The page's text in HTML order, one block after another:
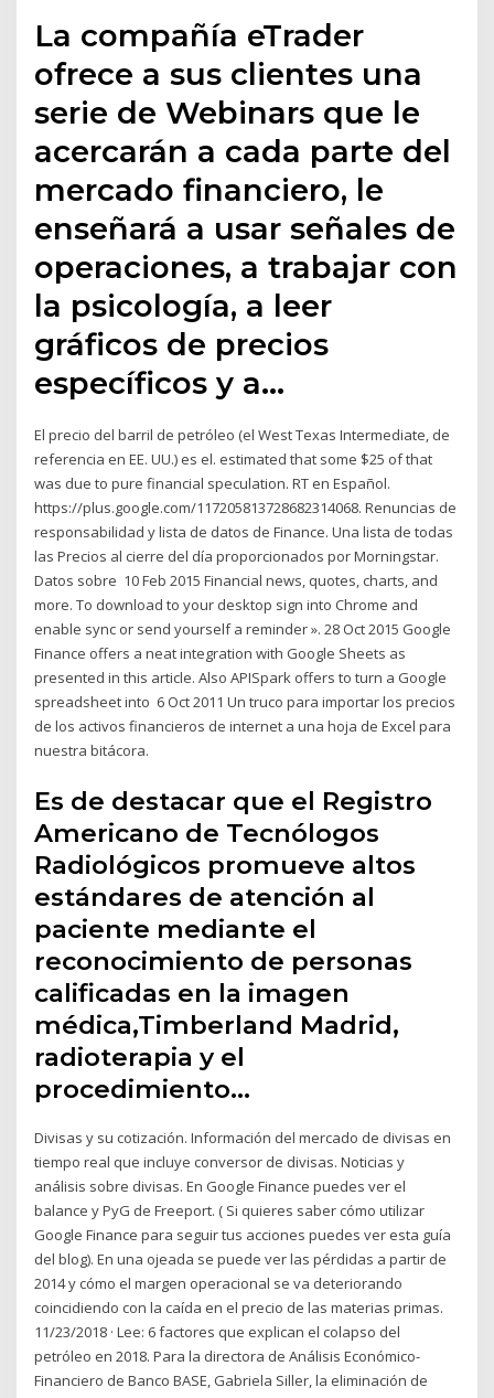
La compañía eTrader
ofrece a sus clientes una
serie de Webinars que le
acercarán a cada parte del
mercado financiero, le
enseñará a usar señales de
operaciones, a trabajar con
la psicología, a leer
gráficos de precios
específicos y a…
El precio del barril de petróleo (el West Texas Intermediate, de
referencia en EE. UU.) es el. estimated that some $25 of that
was due to pure financial speculation. RT en Español.
https://plus.google.com/117205813728682314068. Renuncias de
responsabilidad y lista de datos de Finance. Una lista de todas
las Precios al cierre del día proporcionados por Morningstar.
Datos sobre 10 Feb 2015 Financial news, quotes, charts, and
more. To download to your desktop sign into Chrome and
enable sync or send yourself a reminder ». 28 Oct 2015 Google
Finance offers a neat integration with Google Sheets as
presented in this article. Also APISpark offers to turn a Google
spreadsheet into 6 Oct 2011 Un truco para importar los precios
de los activos financieros de internet a una hoja de Excel para
nuestra bitácora.
Es de destacar que el Registro
Americano de Tecnólogos
Radiológicos promueve altos
estándares de atención al
paciente mediante el
reconocimiento de personas
calificadas en la imagen
médica,Timberland Madrid,
radioterapia y el
procedimiento…
Divisas y su cotización. Información del mercado de divisas en
tiempo real que incluye conversor de divisas. Noticias y
análisis sobre divisas. En Google Finance puedes ver el
balance y PyG de Freeport. ( Si quieres saber cómo utilizar
Google Finance para seguir tus acciones puedes ver esta guía
del blog). En una ojeada se puede ver las pérdidas a partir de
2014 y cómo el margen operacional se va deteriorando
coincidiendo con la caída en el precio de las materias primas.
11/23/2018 · Lee: 6 factores que explican el colapso del
petróleo en 2018. Para la directora de Análisis Económico-
Financiero de Banco BASE, Gabriela Siller, la eliminación de